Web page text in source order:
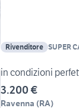
Rivenditore SUPER
in condizioni
3.200 €
Ravenna (RA)